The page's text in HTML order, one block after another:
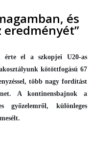
és
eredményét”
érte el a szkopjei U20-as
kötöttfogású 67
több nagy fordítást
A kontinensbajnok a
győzelemről, különleges